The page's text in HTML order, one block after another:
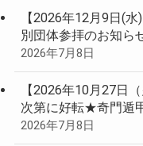
【2026年12月9日(
別団体参拝のお知ら
2026年7月8日
【2026年10月27日
次第に好転★奇門遁
2026年7月8日